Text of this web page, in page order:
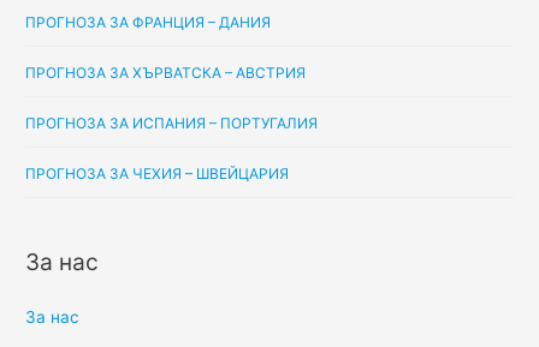
ПРОГНОЗА ЗА ФРАНЦИЯ – ДАНИЯ
ПРОГНОЗА ЗА ХЪРВАТСКА – АВСТРИЯ
ПРОГНОЗА ЗА ИСПАНИЯ – ПОРТУГАЛИЯ
ПРОГНОЗА ЗА ЧЕХИЯ – ШВЕЙЦАРИЯ
За нас
За нас